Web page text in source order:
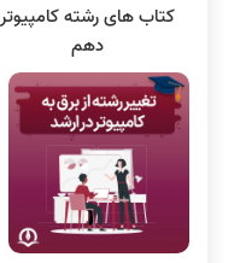
پایگاه داده
الکترونیک دیجیتال
سیستم عامل
نظریه زبانها
سیگنال و سیستمها
کتاب های رشته کامپیوتر
دهم